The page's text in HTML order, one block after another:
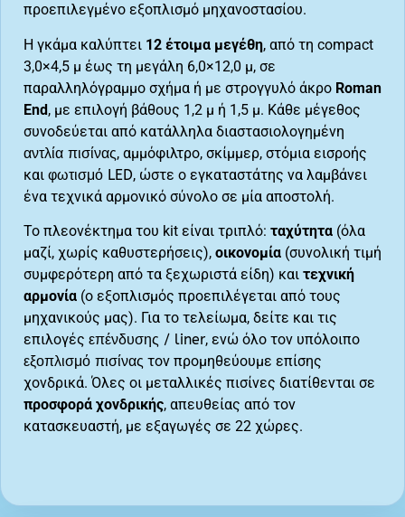
προεπιλεγμένο εξοπλισμό μηχανοστασίου.
Η γκάμα καλύπτει 12 έτοιμα μεγέθη, από τη compact
3,0×4,5 μ έως τη μεγάλη 6,0×12,0 μ, σε
παραλληλόγραμμο σχήμα ή με στρογγυλό άκρο Roman
End, με επιλογή βάθους 1,2 μ ή 1,5 μ. Κάθε μέγεθος
συνοδεύεται από κατάλληλα διαστασιολογημένη
αντλία πισίνας, αμμόφιλτρο, σκίμμερ, στόμια εισροής
και φωτισμό LED, ώστε ο εγκαταστάτης να λαμβάνει
ένα τεχνικά αρμονικό σύνολο σε μία αποστολή.
Το πλεονέκτημα του kit είναι τριπλό: ταχύτητα (όλα
μαζί, χωρίς καθυστερήσεις), οικονομία (συνολική τιμή
συμφερότερη από τα ξεχωριστά είδη) και τεχνική
αρμονία (ο εξοπλισμός προεπιλέγεται από τους
μηχανικούς μας). Για το τελείωμα, δείτε και τις
επιλογές επένδυσης / liner, ενώ όλο τον υπόλοιπο
εξοπλισμό πισίνας τον προμηθεύουμε επίσης
χονδρικά. Όλες οι μεταλλικές πισίνες διατίθενται σε
προσφορά χονδρικής, απευθείας από τον
κατασκευαστή, με εξαγωγές σε 22 χώρες.